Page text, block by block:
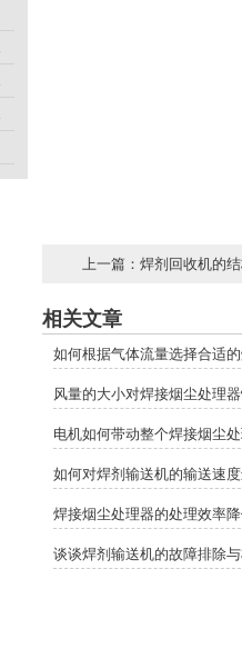
上一篇： 焊剂回收机的
相关文章
如何根据气体流量选择合适
风量的大小对焊接烟尘处理
电机如何带动整个焊接烟尘
如何对焊剂输送机的输送速
焊接烟尘处理器的处理效率
谈谈焊剂输送机的故障排除